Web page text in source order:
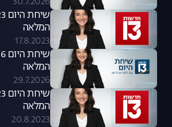
המלאה
17.8.2023
המלאה
29.7.2026
המלאה
20.8.2023